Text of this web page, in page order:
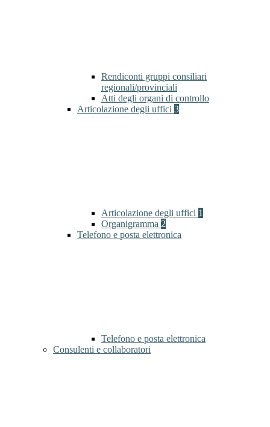
Rendiconti gruppi consiliari
regionali/provinciali
Atti degli organi di controllo
Articolazione degli uffici 3
Articolazione degli uffici 1
Organigramma 2
Telefono e posta elettronica
Telefono e posta elettronica
Consulenti e collaboratori